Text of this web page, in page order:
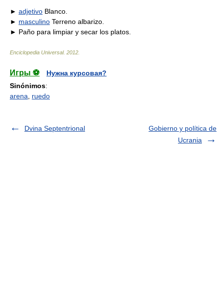
► adjetivo Blanco.
► masculino Terreno albarizo.
► Paño para limpiar y secar los platos.
Enciclopedia Universal. 2012
Игры ⚽
Нужна курсовая?
Sinónimos:
arena
ruedo
Dvina Septentrional
Gobierno y política de
Ucrania